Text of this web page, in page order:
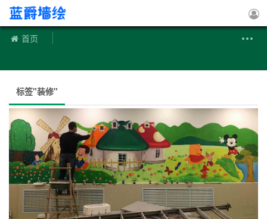
首页
标签"装修"